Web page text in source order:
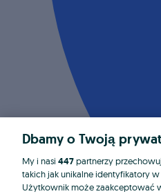
Dbamy o Twoją
My i nasi 447partnerzy
takich jak unikalne identyfikatory
Użytkownik może zaakceptować